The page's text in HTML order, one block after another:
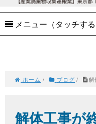
メニュー（タッチする
ホーム / ブログ / 解
解体工事が